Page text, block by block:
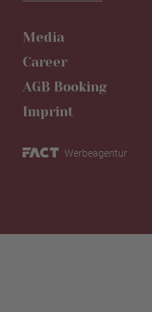
Media
Career
AGB Booking
Imprint
Werbeagentur